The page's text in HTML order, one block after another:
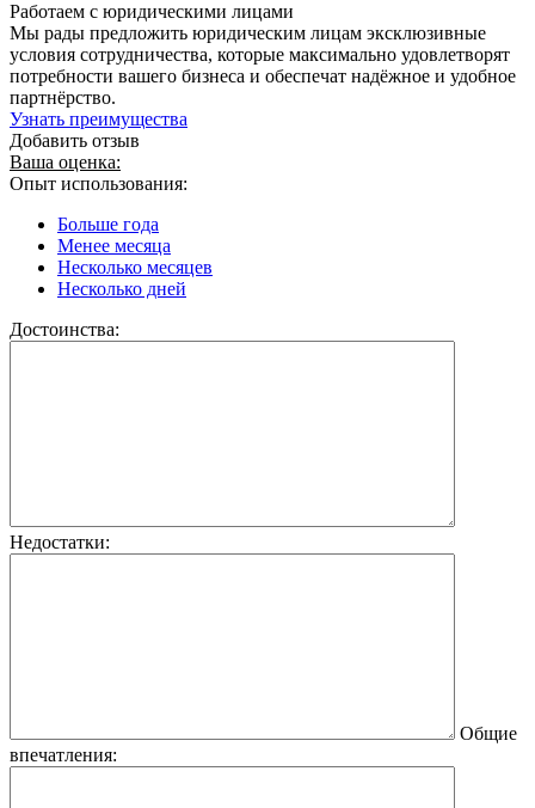
Работаем с юридическими лицами
Мы рады предложить юридическим лицам эксклюзивные
условия сотрудничества, которые максимально удовлетворят
потребности вашего бизнеса и обеспечат надёжное и удобное
партнёрство.
Узнать преимущества
Добавить отзыв
Ваша оценка:
Опыт использования:
Больше года
Менее месяца
Несколько месяцев
Несколько дней
Достоинства:
Недостатки:
Общие
впечатления: